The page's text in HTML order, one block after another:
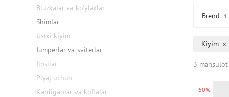
Bluzkalar va ko'ylaklar
Shimlar
Ustki kiyim
Jumperlar va sviterlar
Jinsilar
Plyaj uchun
Kardiganlar va koftalar
Brend 1
Kiyim
3 mahsulot
-60%